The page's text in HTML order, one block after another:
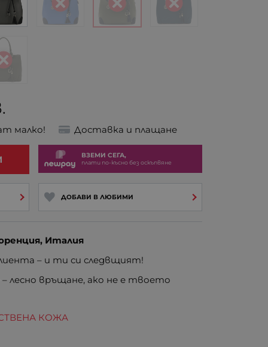
малко! Доставка и плащане
ВЗЕМИ СЕГА,
плати по-късно без оскъпвяне
ДОБАВИ В ЛЮБИМИ
Италия
– и ти си следвщият!
– лесно връщане, ако не е твоето
КОЖА